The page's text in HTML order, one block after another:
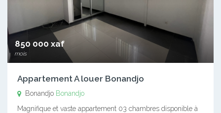
850 000 xaf
mois
Appartement A louer Bonandjo
Bonandjo Bonandjo
Magnifique et vaste appartement 03 chambres disponible à